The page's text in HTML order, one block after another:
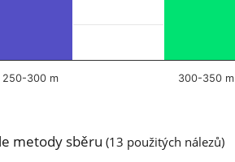
250-300 m 300-350 m
metody sběru (13 použitých nálezů)